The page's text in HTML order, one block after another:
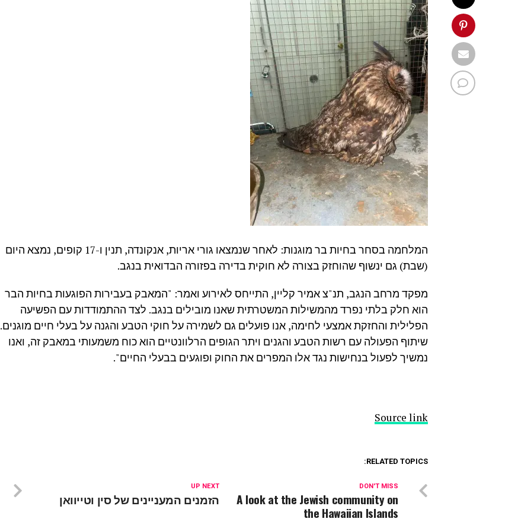
המלחמה בסחר בחיות בר מוגנות: לאחר שנמצאו גורי אריות, אנקונדה, תנין ו-17 קופים, נמצא היום
(שבת) גם ינשוף שהוחזק בצורה לא חוקית בדירה בפזורה הבדואית בנגב.
מפקד מרחב הנגב, תנ"צ אמיר קליין, התייחס לאירוע ואמר: "המאבק בעבירות הפוגעות בחיות הבר
הוא חלק בלתי נפרד מהמשילות המשטרתית שאנו מובילים בנגב. לצד ההתמודדות עם הפשיעה
הפלילית והחזקת אמצעי לחימה, אנו פועלים גם לשמירה על חוקי הטבע והגנה על בעלי חיים מוגנים.
שיתוף הפעולה עם רשות הטבע והגנים ויתר הגופים הרלוונטיים הוא כוח משמעותי במאבק זה, ואנו
נמשיך לפעול בנחישות נגד אלו המפרים את החוק ופוגעים בבעלי החיים".
Source link
RELATED TOPICS:
UP NEXT
הזמנים המעניינים של סין וטייוואן
DON'T MISS
A look at the Jewish community on
the Hawaiian Islands